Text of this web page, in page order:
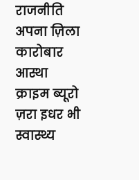
राजनीति
अपना ज़िला
कारोबार
आस्था
क्राइम ब्यूरो
ज़रा इधर भी
स्वास्थ्य